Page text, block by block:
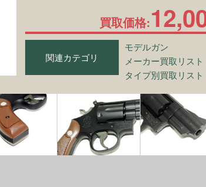
買取価格:
関連カテゴリ
モデルガン
メーカー買取リスト
タイプ別買取リスト